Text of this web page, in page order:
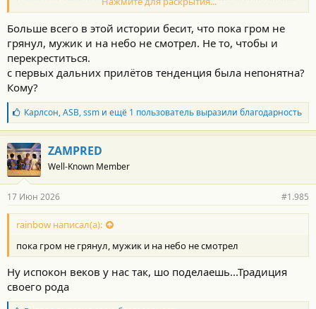
БПЛА этого класса атакуют российские города и гражданские
«Озвучьте весь список, пожалуйста»
Удар по украинскому ВПК был действительно
ошеломляющим. Загибаем пальцы, считая поражённые
предприятия, большая часть из которых, кстати, до сих пор не
потушена:
АО «Киевский завод «Радар» — ведёт, точнее вёл
разработку и выпуск радиолокационных систем для
БПЛА дальнего действия.
предприятие по производству и настройке
беспилотников, которое располагалось в ангарах
киностудии им. А. Довженко.
ООО «Беспилотные технологии». Вело сборку
беспилотников из иностранных компонентов.
АО «Завод Маяк». На этом предприятии производят
БПЛА дальнего радиуса действия и стартовые
ООО «Укр Армо Тех». Сборка боевых частей
специальных боеприпасов для беспилотников и ракет
нескольких типов.
«Киевский агрегатный завод» и «Авиаремонтный завод
№ 410 гражданской авиации». Предприятия
Больше всего в этой истории бесит, что пока гром не
грянул, мужик и на небо не смотрел. Не то, чтобы и
перекреститься.
с первых дальних прилётов тенденция была непонятна?
Кому?
Б
л
а
г
о
д
а
н
о
с
и
:
Карлсон,ASB,ssmи ещё 1 пользователь выразили благодарность
ZAMPRED
Well-Known Member
17 Июн 2026 #1.985
rainbow написал(а):
пока гром не грянул, мужик и на небо не смотрел
Ну испокон веков у нас так, шо поделаешь...Традиция
своего рода